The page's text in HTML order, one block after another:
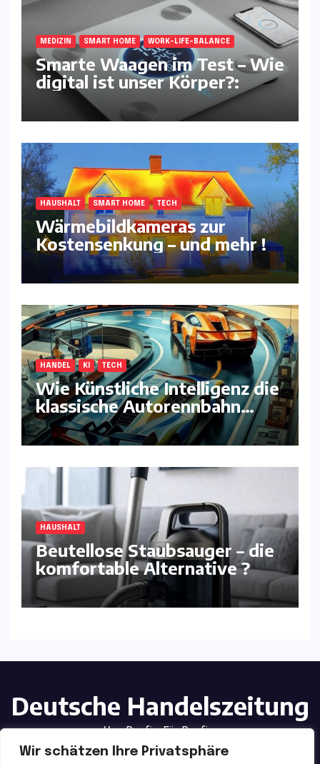
Wir schätzen Ihre Privatsphäre
MEDIZIN SMART HOME WORK-LIFE-BALANCE
Smarte Waagen im Test – Wie
digital ist unser Körper?:
HAUSHALT SMART HOME TECH
Wärmebildkameras zur
Kostensenkung – und mehr !
HANDEL KI TECH
Wie Künstliche Intelligenz die
klassische Autorennbahn
komplett neu erfindet
HAUSHALT
Beutellose Staubsauger – die
komfortable Alternative ?
Deutsche Handelszeitung
Von Profis. Für Profis.